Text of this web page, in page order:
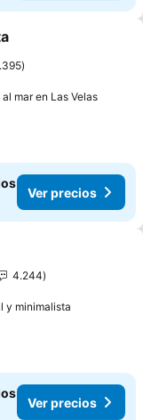
mar en Las Velas
Ver precios
4.244
y minimalista
Ver precios